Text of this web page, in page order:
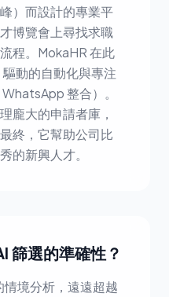
）而設計的專業平
博覽會上尋找求職
程。MokaHR 在此
動的自動化與專注
整合）。
龐大的申請者庫，
終，它幫助公司比
的新興人才。
篩選的準確性？
情境分析，遠遠超越